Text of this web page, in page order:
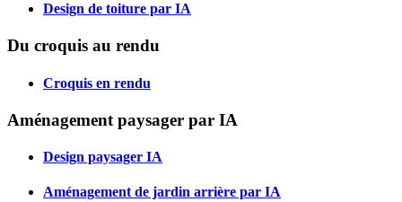
Design de toiture par IA
Du croquis au rendu
Croquis en rendu
Aménagement paysager par IA
Design paysager IA
Aménagement de jardin arrière par IA